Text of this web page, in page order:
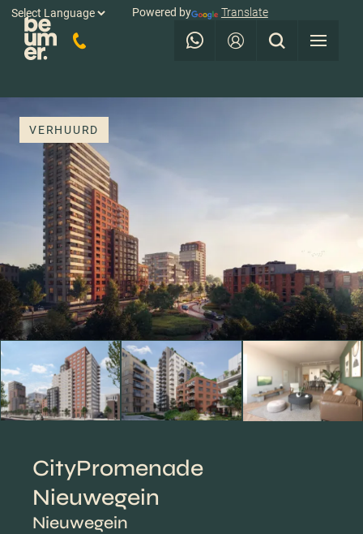
Powered by Translate
VERHUURD
CityPromenade
Nieuwegein
Nieuwegein